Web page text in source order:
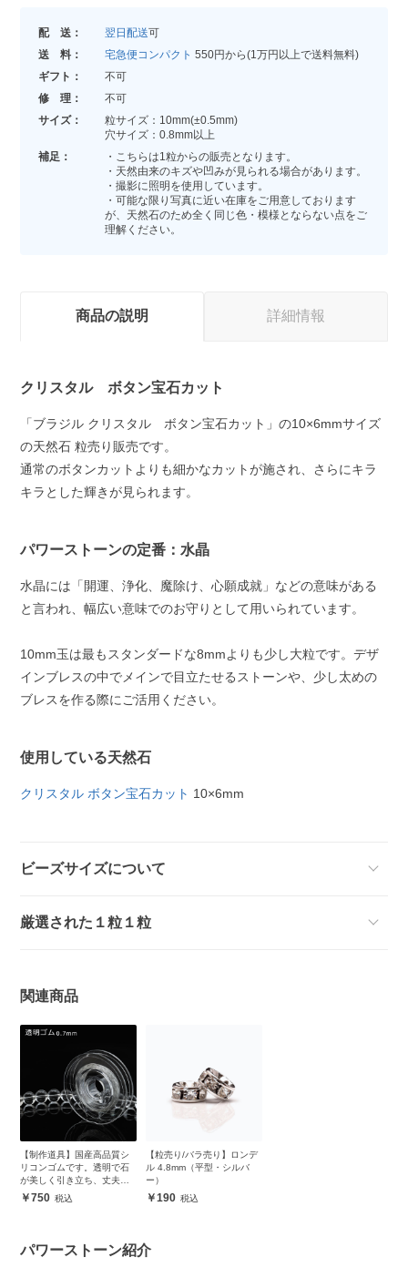
配 送： 翌日配送可
送 料：
宅急便コンパクト 550円から(1万円以上で送料無料)
ギフト：
不可
修 理：
不可
サイズ：
粒サイズ：10mm(±0.5mm)
穴サイズ：0.8mm以上
補足：
・こちらは1粒からの販売となります。
・天然由来のキズや凹みが見られる場合があります。
・撮影に照明を使用しています。
・可能な限り写真に近い在庫をご用意しております
が、天然石のため全く同じ色・模様とならない点をご
理解ください。
商品の説明 詳細情報
クリスタル ボタン宝石カット
「ブラジル クリスタル ボタン宝石カット」の10×6mmサイズ
の天然石 粒売り販売です。
通常のボタンカットよりも細かなカットが施され、さらにキラ
キラとした輝きが見られます。
パワーストーンの定番：水晶
水晶には「開運、浄化、魔除け、心願成就」などの意味がある
と言われ、幅広い意味でのお守りとして用いられています。
10mm玉は最もスタンダードな8mmよりも少し大粒です。デザ
インブレスの中でメインで目立たせるストーンや、少し太めの
ブレスを作る際にご活用ください。
使用している天然石
クリスタル ボタン宝石カット 10×6mm
ビーズサイズについて
厳選された１粒１粒
関連商品
【制作道具】国産高品質シ
リコンゴムです。透明で石
が美しく引き立ち、丈夫で
安心750
【粒売り/バラ売り】ロンデ
ル 4.8mm（平型・シルバ
ー）
190
パワーストーン紹介